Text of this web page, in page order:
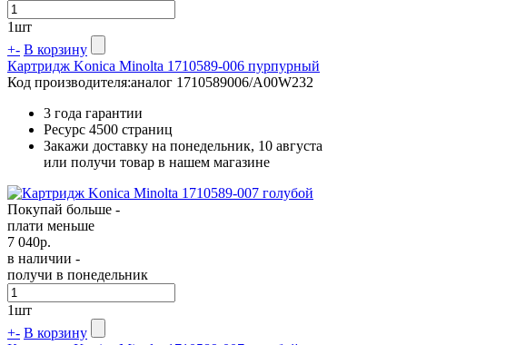
1шт
+- В корзину
Картридж Konica Minolta 1710589-006 пурпурный
Код производителя:аналог 1710589006/A00W232
3 года гарантии
Ресурс 4500 страниц
Закажи доставку на понедельник, 10 августа
или получи товар в нашем магазине
Покупай больше -
плати меньше
7 040р.
в наличии -
получи в понедельник
1шт
+- В корзину